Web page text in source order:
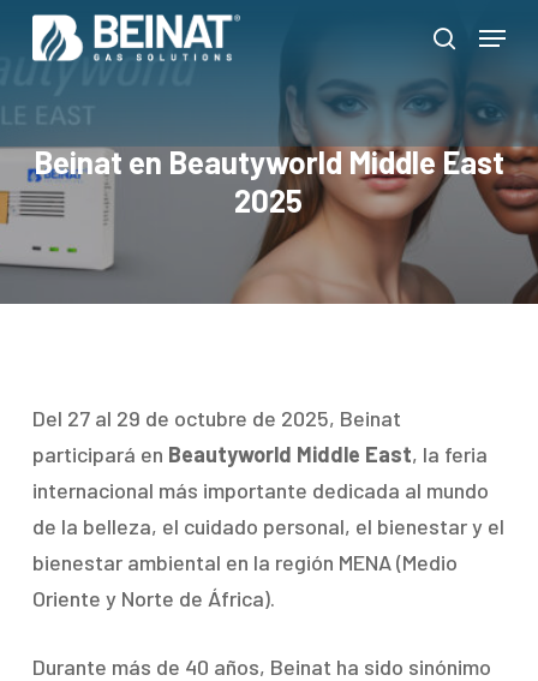
Skip
content
search
Menu
Beinat en Beautyworld Middle East
2025
Del 27 al 29 de octubre de 2025, Beinat
participará en Beautyworld Middle East, la feria
internacional más importante dedicada al mundo
de la belleza, el cuidado personal, el bienestar y el
bienestar ambiental en la región MENA (Medio
Oriente y Norte de África).
Durante más de 40 años, Beinat ha sido sinónimo
Menu